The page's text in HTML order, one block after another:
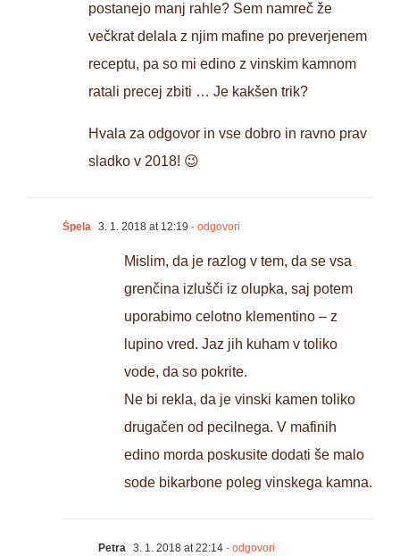
postanejo manj rahle? Sem namreč že
večkrat delala z njim mafine po preverjenem
receptu, pa so mi edino z vinskim kamnom
ratali precej zbiti … Je kakšen trik?
Hvala za odgovor in vse dobro in ravno prav
sladko v 2018! 😉
Špela 3. 1. 2018 at 12:19 - odgovori
Mislim, da je razlog v tem, da se vsa
grenčina izlušči iz olupka, saj potem
uporabimo celotno klementino – z
lupino vred. Jaz jih kuham v toliko
vode, da so pokrite.
Ne bi rekla, da je vinski kamen toliko
drugačen od pecilnega. V mafinih
edino morda poskusite dodati še malo
sode bikarbone poleg vinskega kamna.
Petra 3. 1. 2018 at 22:14 - odgovori